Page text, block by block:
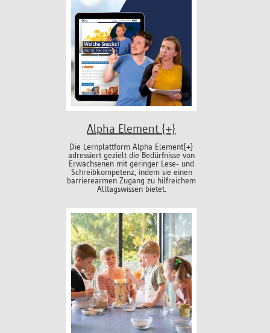
Alpha Element {+}
Die Lernplattform Alpha Element{+}
adressiert gezielt die Bedürfnisse von
Erwachsenen mit geringer Lese- und
Schreibkompetenz, indem sie einen
barrierearmen Zugang zu hilfreichem
Alltagswissen bietet.